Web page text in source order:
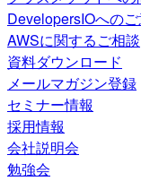
DevelopersIOへの
AWSに関するご相談
資料ダウンロード
メールマガジン登録
セミナー情報
採用情報
会社説明会
勉強会